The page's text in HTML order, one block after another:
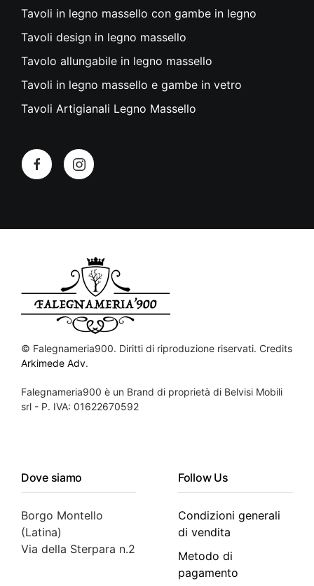
Tavoli in legno massello con gambe in legno
Tavoli design in legno massello
Tavolo allungabile in legno massello
Tavoli in legno massello e gambe in vetro
Tavoli Artigianali Legno Massello
© Falegnameria900. Diritti di riproduzione riservati. Credits
Arkimede Adv.
Falegnameria900 è un Brand di proprietà di Belvisi Mobili
srl - P. IVA: 01622670592
Dove siamo
Borgo Montello
(Latina)
Via della Sterpara n.2
Follow Us
Condizioni generali
di vendita
Metodo di
pagamento